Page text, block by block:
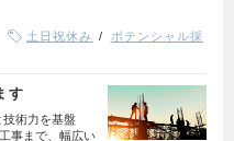
土日祝休み
ポテンシャル採
す
技術力を基盤
事まで、幅広い